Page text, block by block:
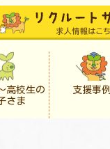
高校生の
さま
支援事例